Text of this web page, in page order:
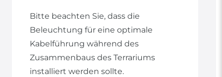
Bitte beachten Sie, dass die
Beleuchtung für eine optimale
Kabelführung während des
Zusammenbaus des Terrariums
installiert werden sollte.